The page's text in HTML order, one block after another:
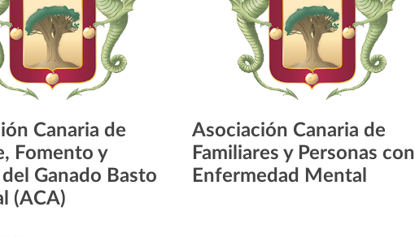
Canaria de
Fomento y
Ganado Basto
(ACA)
Asociación Canaria de
Familiares y Personas con
Enfermedad Mental